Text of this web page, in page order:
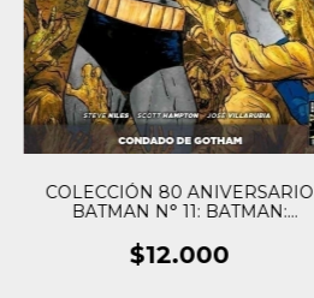
COLECCIÓN 80 ANIVERSARIO
BATMAN N° 11: BATMAN:
$12.000